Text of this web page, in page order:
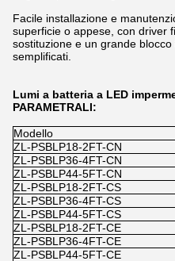
Facile installazione e
superficie o appese, con driver
sostituzione e un grande
semplificati.
Lumi a batteria a LED
PARAMETRALI:
Modello
ZL-PSBLP18-2FT-CN
ZL-PSBLP36-4FT-CN
ZL-PSBLP44-5FT-CN
ZL-PSBLP18-2FT-CS
ZL-PSBLP36-4FT-CS
ZL-PSBLP44-5FT-CS
ZL-PSBLP18-2FT-CE
ZL-PSBLP36-4FT-CE
ZL-PSBLP44-5FT-CE